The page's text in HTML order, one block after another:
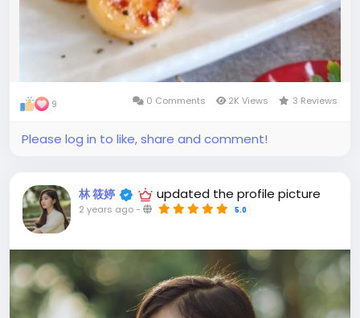
9 0 Comments 2K Views 3 Reviews
Please log in to like, share and comment!
林 筱婷 updated the profile picture
2 years ago- 5.0